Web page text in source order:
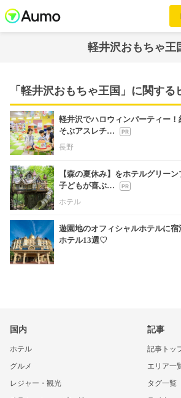
軽井沢おもちゃ王
「軽井沢おもちゃ王国」に関す
軽井沢でハロウィンパーティー
そぶアスレチ…
長野
【森の夏休み】をホテルグリー
子どもが喜ぶ…
ホテル
遊園地のオフィシャルホテルに
ホテル13選♡
国内
ホテル
グルメ
レジャー・観光
記事
記事トッ
エリア一
タグ一覧